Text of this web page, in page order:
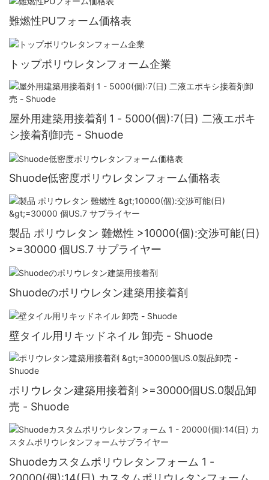
難燃性PUフォーム価格表
トップポリウレタンフォーム企業
屋外用建築用接着剤 1 - 5000(個):7(日) 二液エポキ
シ接着剤卸売 - Shuode
Shuode低密度ポリウレタンフォーム価格表
製品 ポリウレタン 難燃性 >10000(個):交渉可能(日)
>=30000 個US.7 サプライヤー
Shuodeのポリウレタン建築用接着剤
壁タイル用リキッドネイル 卸売 - Shuode
ポリウレタン建築用接着剤 >=30000個US.0製品卸
売 - Shuode
Shuodeカスタムポリウレタンフォーム 1 -